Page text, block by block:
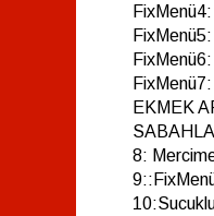
EKMEK
8: